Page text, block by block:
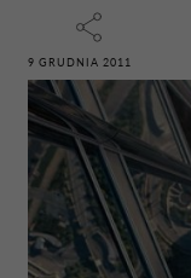
9 GRUDNIA 2011